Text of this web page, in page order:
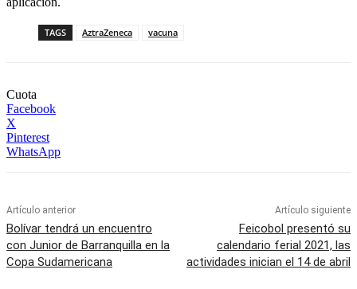
TAGS AztraZeneca vacuna
Cuota
Facebook
X
Pinterest
WhatsApp
Artículo anterior
Bolívar tendrá un encuentro
con Junior de Barranquilla en la
Copa Sudamericana
Artículo siguiente
Feicobol presentó su
calendario ferial 2021, las
actividades inician el 14 de abril